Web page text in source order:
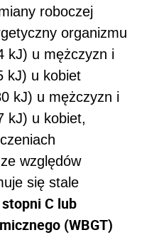
roboczej
organizmu
kJ) u mężczyzn i
kJ) u kobiet
kJ) u mężczyzn i
kJ) u kobiet,
względów
się stale
C lub
(WBGT)